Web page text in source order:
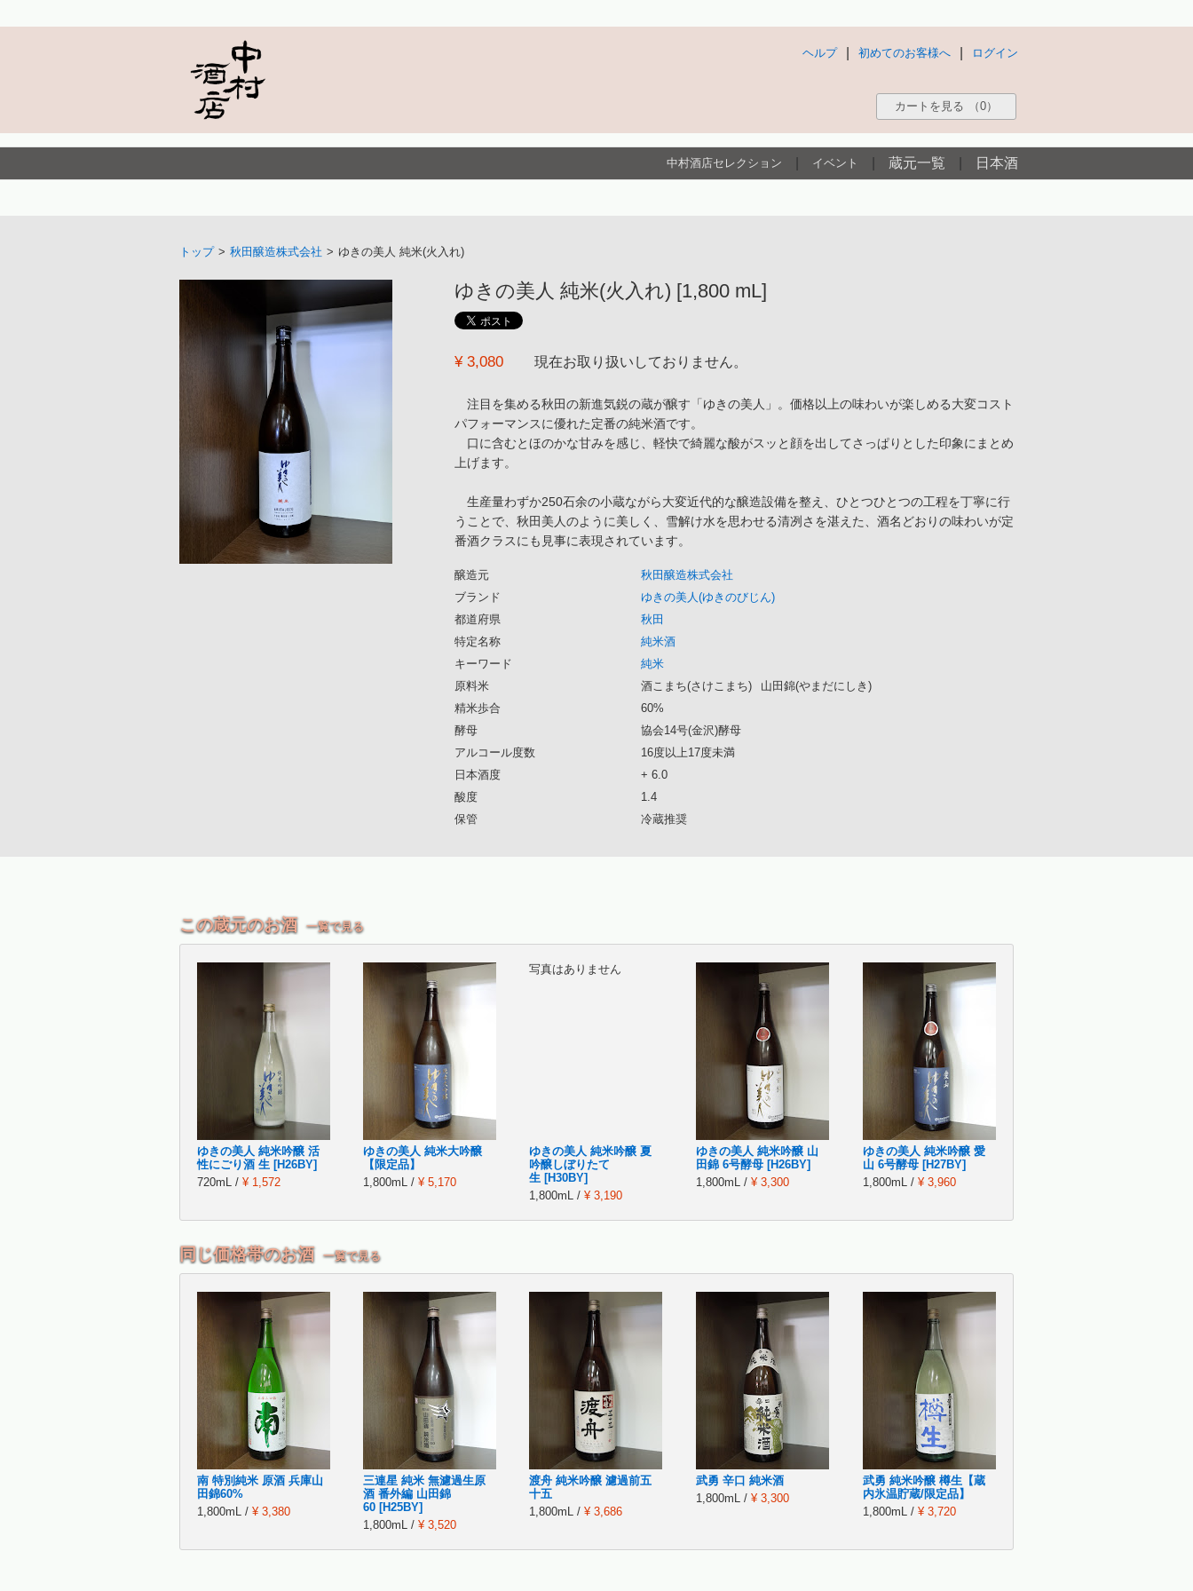
ログイン
初めてのお客様へ
ヘルプ
カートを見る （0）
中村酒店セレクション イベント 蔵元一覧 日本酒
トップ > 秋田醸造株式会社 > ゆきの美人 純米(火入れ)
ゆきの美人 純米(火入れ) [1,800 mL]
¥ 3,080 現在お取り扱いしておりません。
注目を集める秋田の新進気鋭の蔵が醸す「ゆきの美人」。価格以上の味わいが楽しめる大変コスト
パフォーマンスに優れた定番の純米酒です。
口に含むとほのかな甘みを感じ、軽快で綺麗な酸がスッと顔を出してさっぱりとした印象にまとめ
上げます。
生産量わずか250石余の小蔵ながら大変近代的な醸造設備を整え、ひとつひとつの工程を丁寧に行
うことで、秋田美人のように美しく、雪解け水を思わせる清冽さを湛えた、酒名どおりの味わいが定
番酒クラスにも見事に表現されています。
醸造元
秋田醸造株式会社
ブランド
ゆきの美人(ゆきのびじん)
都道府県
秋田
特定名称
純米酒
キーワード
純米
原料米
酒こまち(さけこまち)
山田錦(やまだにしき)
精米歩合
60%
酵母
協会14号(金沢)酵母
アルコール度数
16度以上17度未満
日本酒度
+ 6.0
酸度
1.4
保管
冷蔵推奨
この蔵元のお酒 一覧で見る
ゆきの美人 純米吟醸 活
性にごり酒 生 [H26BY]
720mL / ¥ 1,572
ゆきの美人 純米大吟醸
【限定品】
1,800mL / ¥ 5,170
写真はありません
ゆきの美人 純米吟醸 夏
吟醸しぼりたて
生 [H30BY]
1,800mL / ¥ 3,190
ゆきの美人 純米吟醸 山
田錦 6号酵母 [H26BY]
1,800mL / ¥ 3,300
ゆきの美人 純米吟醸 愛
山 6号酵母 [H27BY]
1,800mL / ¥ 3,960
同じ価格帯のお酒 一覧で見る
南 特別純米 原酒 兵庫山
田錦60%
1,800mL / ¥ 3,380
三連星 純米 無濾過生原
酒 番外編 山田錦
60 [H25BY]
1,800mL / ¥ 3,520
渡舟 純米吟醸 濾過前五
十五
1,800mL / ¥ 3,686
武勇 辛口 純米酒
1,800mL / ¥ 3,300
武勇 純米吟醸 樽生【蔵
内氷温貯蔵/限定品】
1,800mL / ¥ 3,720